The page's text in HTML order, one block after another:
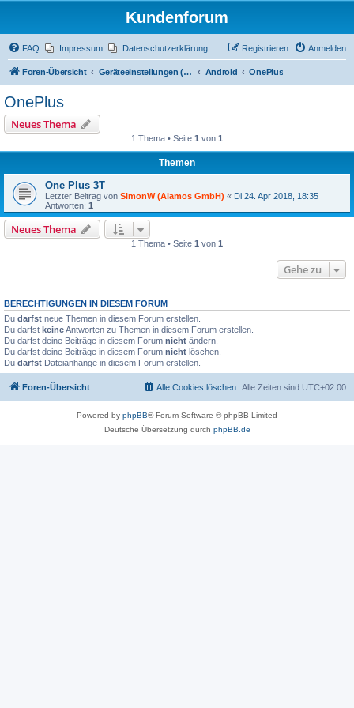
Kundenforum
FAQ Impressum Datenschutzerklärung Anmelden
Registrieren
Foren-Übersicht Geräteeinstellungen (Zugriff über Passwort "alamos") Android OnePlus
OnePlus
Neues Thema
1 Thema • Seite 1 von 1
Themen
One Plus 3T
Letzter Beitrag von SimonW (Alamos GmbH) « Di 24. Apr 2018, 18:35
Antworten: 1
Neues Thema
1 Thema • Seite 1 von 1
Gehe zu
BERECHTIGUNGEN IN DIESEM FORUM
Du darfst neue Themen in diesem Forum erstellen.
Du darfst keineAntworten zu Themen in diesem Forum erstellen.
Du darfst deine Beiträge in diesem Forum nicht ändern.
Du darfst deine Beiträge in diesem Forum nicht löschen.
Du darfst Dateianhänge in diesem Forum erstellen.
Foren-Übersicht Alle Zeiten sind UTC+02:00
Alle Cookies löschen
Powered by phpBB® Forum Software © phpBB Limited
Deutsche Übersetzung durch phpBB.de